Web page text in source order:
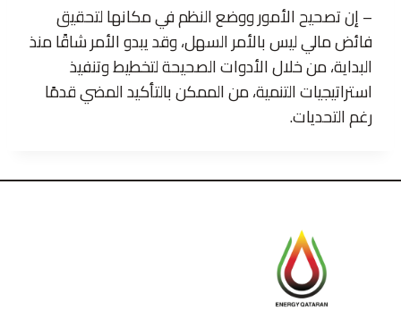
– إن تصحيح الأمور ووضع النظم في مكانها لتحقيق
فائض مالي ليس بالأمر السهل، وقد يبدو الأمر شاقًا منذ
البداية، من خلال الأدوات الصحيحة لتخطيط وتنفيذ
استراتيجيات التنمية، من الممكن بالتأكيد المضي قدمًا
رغم التحديات.